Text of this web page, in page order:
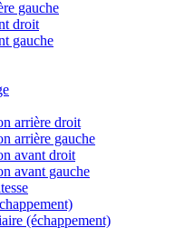
gauche
droit
gauche
arrière droit
arrière gauche
avant droit
avant gauche
(échappement)